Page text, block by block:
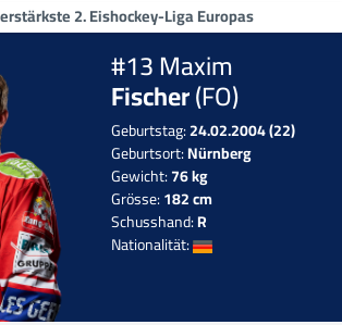
2. Eishockey-Liga Europas
#13 Maxim
Fischer(FO)
Geburtstag:24.02.2004 (22)
Geburtsort:Nürnberg
Gewicht:76 kg
Grösse:182 cm
Schusshand:R
Nationalität: